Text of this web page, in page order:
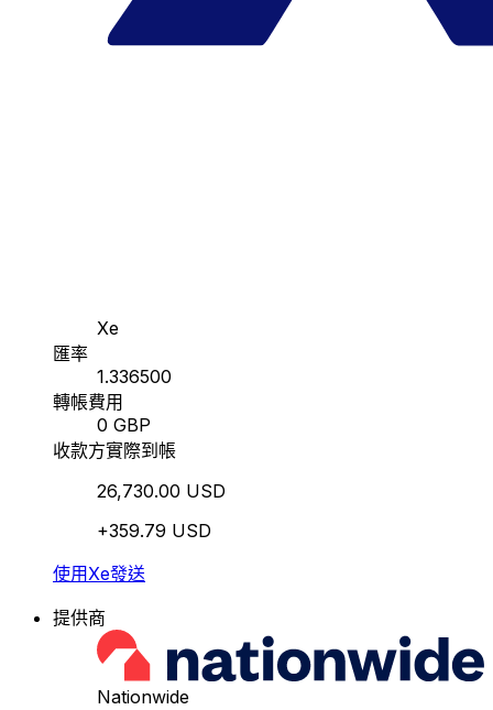
Xe
匯率
1.336500
轉帳費用
0 GBP
收款方實際到帳
26,730.00 USD
+359.79 USD
使用Xe發送
提供商
Nationwide